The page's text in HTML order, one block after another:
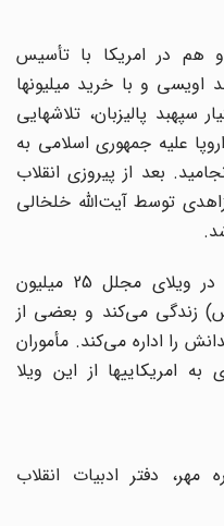
هم در امریکا با تأسیس
اویسی و با خرید میلیونها
پالیزبان، تلاشهایی
علیه جمهوری اسلامی به
بعد از پیروزی انقلاب
توسط آیت‌الله خلخالی
اردشیر زاهدی هم‌اکنون (1382ش) در ویلای مجلل 25 میلیون
زندگی می‌کند و بعضی از
را اداره می‌کند. مأموران
از این ویلا
مهر، دفتر ادبیات انقلاب